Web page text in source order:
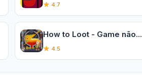
4.7
How to Loot - Game não...
4.5